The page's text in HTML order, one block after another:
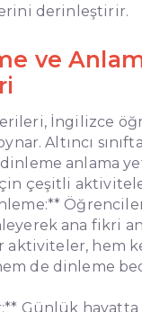
derinleştirir.
ve
İngilizce
Altıncı sınıfta
anlama
çeşitli
ana fikri
aktiviteler, hem
de dinleme
Günlük hayatta